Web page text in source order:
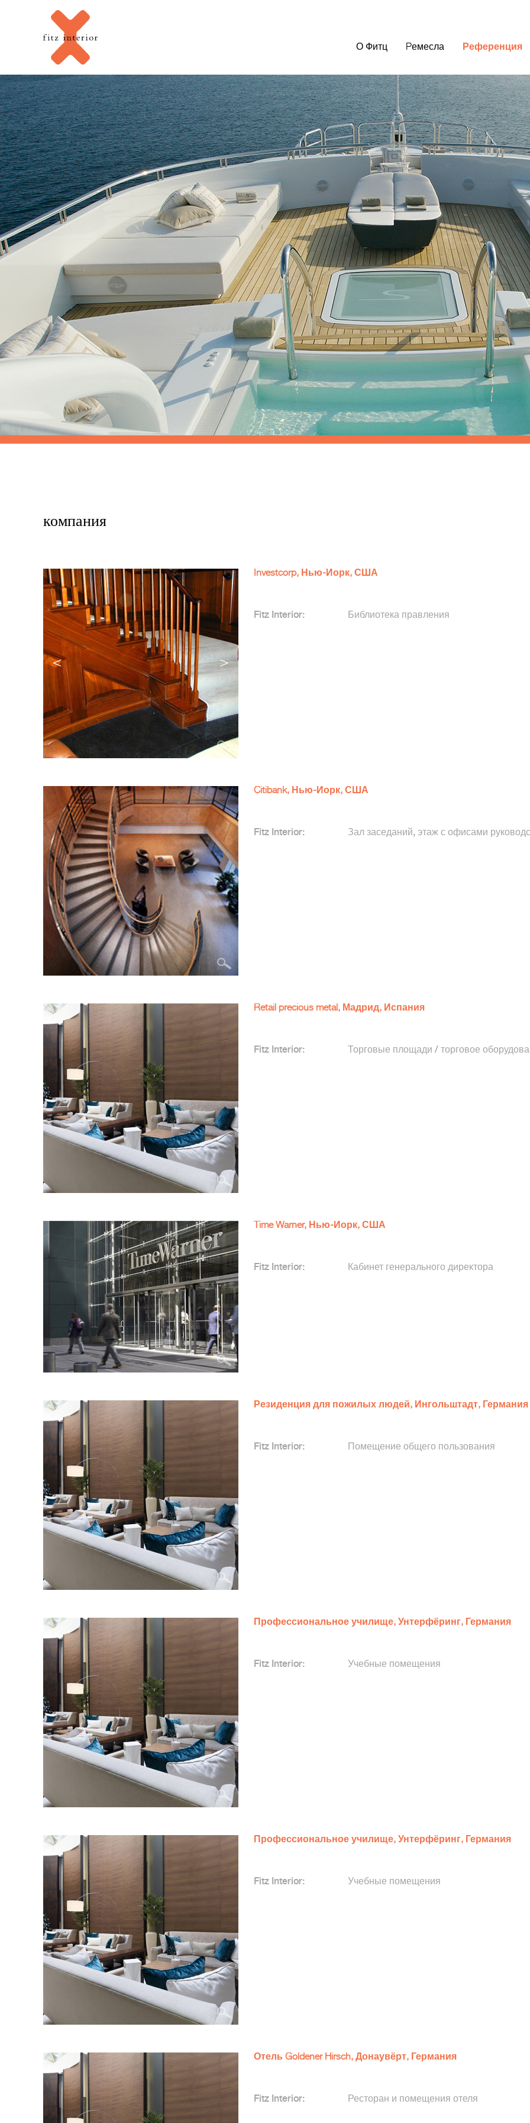
О Фитц Pемесла Референция
компания
< >
Investcorp, Нью-Йорк, США
Fitz Interior: Библиотека правления
Citibank, Нью-Йорк, США
Fitz Interior: Зал заседаний, этаж с офисами
Retail precious metal, Мадрид, Испания
Fitz Interior: Торговые площади / торговое
Time Warner, Нью-Йорк, США
Fitz Interior: Кабинет генерального директора
Резиденция для пожилых людей, Ингольштадт, Германия
Fitz Interior: Помещение общего пользования
Профессиональное училище, Унтерфёринг, Германия
Fitz Interior: Учебные помещения
Профессиональное училище, Унтерфёринг, Германия
Fitz Interior: Учебные помещения
Отель Goldener Hirsch, Донаувёрт, Германия
Fitz Interior: Ресторан и помещения отеля